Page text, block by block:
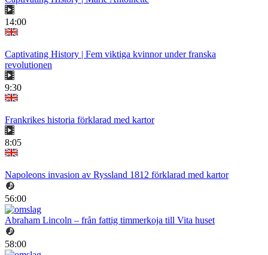
14:00
Captivating History | Fem viktiga kvinnor under franska
revolutionen
9:30
Frankrikes historia förklarad med kartor
8:05
Napoleons invasion av Ryssland 1812 förklarad med kartor
56:00
Abraham Lincoln – från fattig timmerkoja till Vita huset
58:00